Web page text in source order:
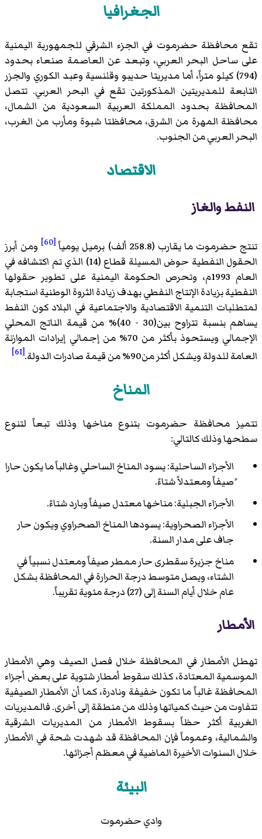
الجغرافيا
تقع محافظة حضرموت في الجزء الشرقي للجمهورية اليمنية
على ساحل البحر العربي، وتبعد عن العاصمة صنعاء بحدود
(794) كيلو متراً، أما مديريتا حديبو وقلنسية وعبد الكوري والجزر
التابعة للمديريتين المذكورتين تقع في البحر العربي. تتصل
المحافظة بحدود المملكة العربية السعودية من الشمال،
محافظة المهرة من الشرق، محافظتا شبوة ومأرب من الغرب،
البحر العربي من الجنوب.
الاقتصاد
النفط والغاز
تنتج حضرموت ما يقارب (258.8 ألف) برميل يومياً [60]
ومن أبرز
الحقول النفطية حوض المسيلة قطاع (14) الذي تم اكتشافه في
العام 1993م، وتحرص الحكومة اليمنية على تطوير حقولها
النفطية بزيادة الإنتاج النفطي بهدف زيادة الثروة الوطنية استجابة
لمتطلبات التنمية الاقتصادية والاجتماعية في البلاد كون النفط
يساهم بنسبة تتراوح بين(30 - 40)% من قيمة الناتج المحلي
الإجمالي ويستحوذ بأكثر من 70% من إجمالي إيرادات الموازنة
العامة للدولة ويشكل أكثر من90% من قيمة صادرات الدولة.
[61]
المناخ
تتميز محافظة حضرموت بتنوع مناخها وذلك تبعاً لتنوع
سطحها وذلك كالتالي:
الأجزاء الساحلية: يسود المناخ الساحلي وغالباً ما يكون حارا
ًصيفاً ومعتدلاً شتاءً.
الأجزاء الجبلية: مناخها معتدل صيفاً وبارد شتاءً.
الأجزاء الصحراوية: يسودها المناخ الصحراوي ويكون حار
جاف على مدار السنة.
مناخ جزيرة سقطرى حار ممطر صيفاً ومعتدل نسبياً في
الشتاء، ويصل متوسط درجة الحرارة في المحافظة بشكل
عام خلال أيام السنة إلى (27) درجة مئوية تقريباً.
الأمطار
تهطل الأمطار في المحافظة خلال فصل الصيف وهي الأمطار
الموسمية المعتادة، كذلك سقوط أمطار شتوية على بعض أجزاء
المحافظة غالباً ما تكون خفيفة ونادرة، كما أن الأمطار الصيفية
تتفاوت من حيث كمياتها وذلك من منطقة إلى أخرى. فالمديريات
الغربية أكثر حظاً بسقوط الأمطار من المديريات الشرقية
والشمالية، وعموماً فإن المحافظة قد شهدت شحة في الأمطار
خلال السنوات الأخيرة الماضية في معظم أجزائها.
البيئة
وادي حضرموت